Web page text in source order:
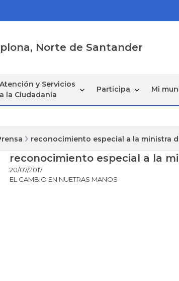
Norte de Santander
Atención y Servicios
a la Ciudadanía
Participa Mi
reconocimiento especial a la ministra
reconocimiento especial a la
20/07/2017
EL CAMBIO EN NUETRAS MANOS